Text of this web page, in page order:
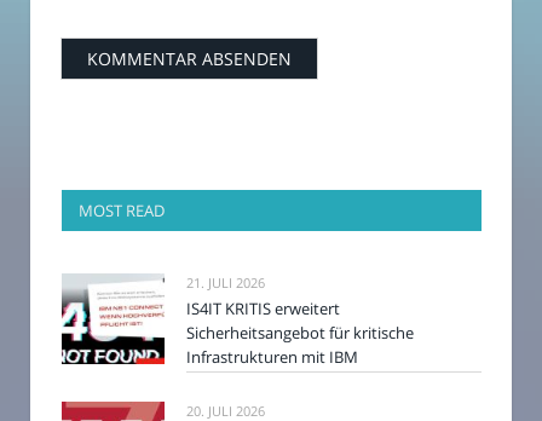
MOST READ
21. JULI 2026
IS4IT KRITIS erweitert
Sicherheitsangebot für kritische
Infrastrukturen mit IBM
20. JULI 2026